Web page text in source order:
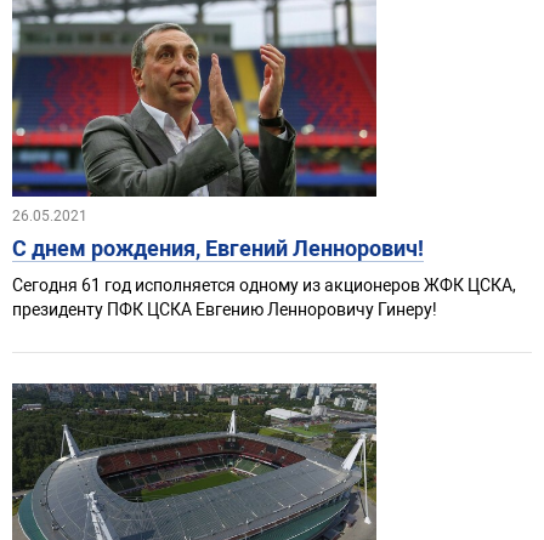
26.05.2021
С днем рождения, Евгений Леннорович!
Сегодня 61 год исполняется одному из акционеров ЖФК ЦСКА,
президенту ПФК ЦСКА Евгению Ленноровичу Гинеру!